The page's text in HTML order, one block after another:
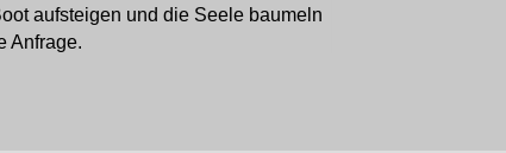
aufsteigen und die Seele baumeln
Anfrage.